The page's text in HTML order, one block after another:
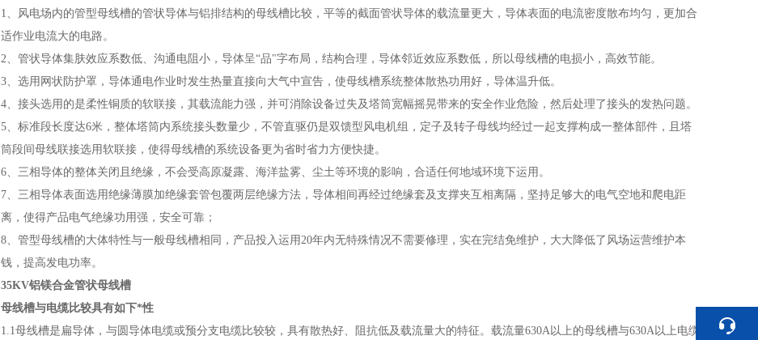
1、风电场内的管型母线槽的管状导体与铝排结构的母线槽比较，平等的截面管状导体的载流量更大，导体表面的电流密度散布均匀，更加合
适作业电流大的电路。
2、管状导体集肤效应系数低、沟通电阻小，导体呈“品"字布局，结构合理，导体邻近效应系数低，所以母线槽的电损小，高效节能。
3、选用网状防护罩，导体通电作业时发生热量直接向大气中宣告，使母线槽系统整体散热功用好，导体温升低。
4、接头选用的是柔性铜质的软联接，其载流能力强，并可消除设备过失及塔筒宽幅摇晃带来的安全作业危险，然后处理了接头的发热问题。
5、标准段长度达6米，整体塔筒内系统接头数量少，不管直驱仍是双馈型风电机组，定子及转子母线均经过一起支撑构成一整体部件，且塔
筒段间母线联接选用软联接，使得母线槽的系统设备更为省时省力方便快捷。
6、三相导体的整体关闭且绝缘，不会受高原凝露、海洋盐雾、尘土等环境的影响，合适任何地域环境下运用。
7、三相导体表面选用绝缘薄膜加绝缘套管包覆两层绝缘方法，导体相间再经过绝缘套及支撑夹互相离隔，坚持足够大的电气空地和爬电距
离，使得产品电气绝缘功用强，安全可靠；
8、管型母线槽的大体特性与一般母线槽相同，产品投入运用20年内无特殊情况不需要修理，实在完结免维护，大大降低了风场运营维护本
钱，提高发电功率。
35KV铝镁合金管状母线槽
母线槽与电缆比较具有如下*性
1.1母线槽是扁导体，与圆导体电缆或预分支电缆比较较，具有散热好、阻抗低及载流量大的特征。载流量630A以上的母线槽与630A以上电缆